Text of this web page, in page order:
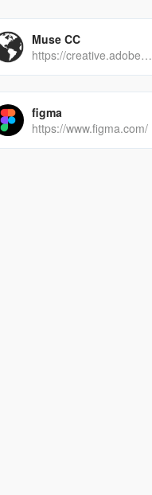
Muse CC
https://creative.adobe.com/zh-cn/products/download/muse
figma
https://www.figma.com/